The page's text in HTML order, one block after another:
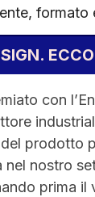
con
prodotto
nel nostro
prima